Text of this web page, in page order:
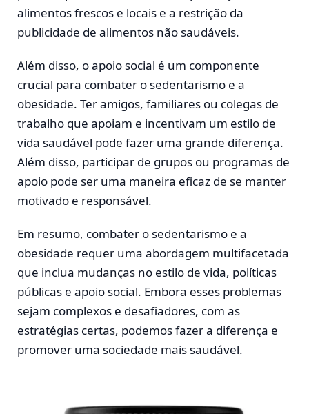
alimentos frescos e locais e a restrição da
publicidade de alimentos não saudáveis.
Além disso, o apoio social é um componente
crucial para combater o sedentarismo e a
obesidade. Ter amigos, familiares ou colegas de
trabalho que apoiam e incentivam um estilo de
vida saudável pode fazer uma grande diferença.
Além disso, participar de grupos ou programas de
apoio pode ser uma maneira eficaz de se manter
motivado e responsável.
Em resumo, combater o sedentarismo e a
obesidade requer uma abordagem multifacetada
que inclua mudanças no estilo de vida, políticas
públicas e apoio social. Embora esses problemas
sejam complexos e desafiadores, com as
estratégias certas, podemos fazer a diferença e
promover uma sociedade mais saudável.